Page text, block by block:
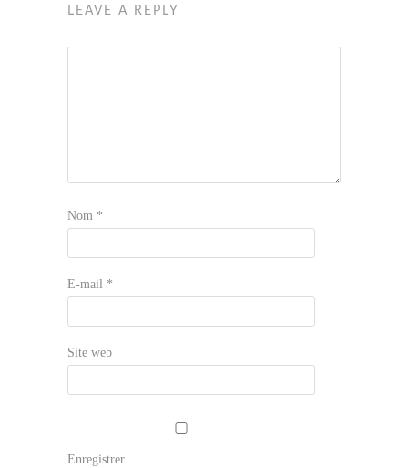
LEAVE A REPLY
Nom *
E-mail *
Site web
Enregistrer